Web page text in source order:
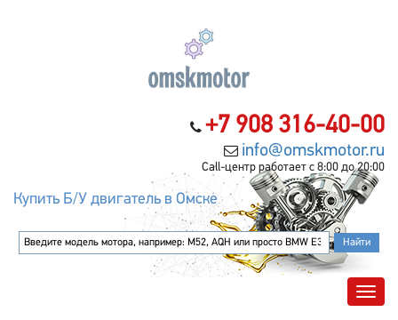
+7 908 316-40-00
info@omskmotor.ru
Call-центр работает с 8:00 до 20:00
Купить Б/У двигатель в Омске